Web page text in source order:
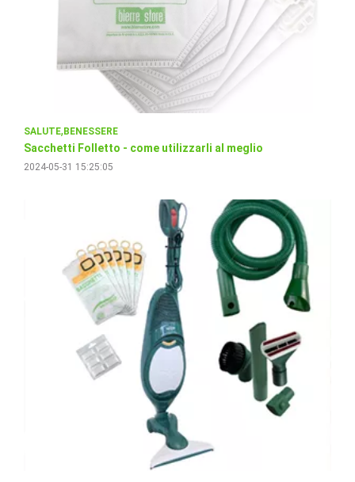
SALUTE BENESSERE
Sacchetti Folletto - come utilizzarli al meglio
2024-05-31 15:25:05